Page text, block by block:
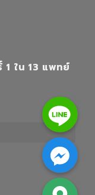
ใน 13 แพทย์
Line
Facebook Messenger
Google Map